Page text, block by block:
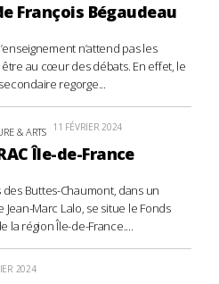
François Bégaudeau
n’attend pas les
au cœur des débats. En effet, le
regorge...
& ARTS 11 FÉVRIER 2024
Île-de-France
Buttes-Chaumont, dans un
Marc Lalo, se situe le Fonds
la région Île-de-France....
2024